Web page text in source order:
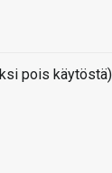
pois käytöstä)